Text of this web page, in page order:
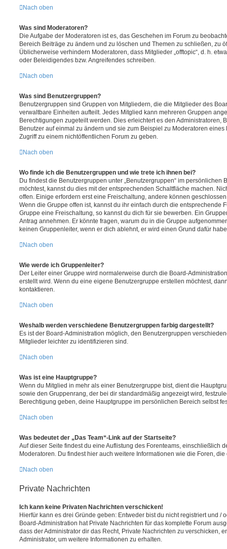
Nach oben
Was sind Moderatoren?
Die Aufgabe der Moderatoren ist es, das Geschehen im Forum zu
Bereich Beiträge zu ändern und zu löschen und Themen zu schließen, zu
Üblicherweise verhindern Moderatoren, dass Mitglieder „offtopic“, d. h.
oder Beleidigendes bzw. Angreifendes schreiben.
Nach oben
Was sind Benutzergruppen?
Benutzergruppen sind Gruppen von Mitgliedern, die die Mitglieder des
verwaltbare Einheiten aufteilt. Jedes Mitglied kann mehreren Gruppen
Berechtigungen zugeteilt werden. Dies erleichtert es den Administratoren,
Benutzer auf einmal zu ändern und sie zum Beispiel zu Moderatoren
Zugriff zu einem nichtöffentlichen Forum zu geben.
Nach oben
Wo finde ich die Benutzergruppen und wie trete ich ihnen bei?
Du findest die Benutzergruppen unter „Benutzergruppen“ im persönlichen
möchtest, kannst du dies mit der entsprechenden Schaltfläche machen.
offen. Einige erfordern erst eine Freischaltung, andere können
Wenn die Gruppe offen ist, kannst du ihr einfach durch die entsprechende
Gruppe eine Freischaltung, so kannst du dich für sie bewerben. Ein
Antrag annehmen. Er könnte fragen, warum du in die Gruppe
keinen Gruppenleiter, wenn er dich ablehnt, er wird einen Grund dafür
Nach oben
Wie werde ich Gruppenleiter?
Der Leiter einer Gruppe wird normalerweise durch die Board-
erstellt wird. Wenn du eine eigene Benutzergruppe erstellen möchtest,
kontaktieren.
Nach oben
Weshalb werden verschiedene Benutzergruppen farbig dargestellt?
Es ist der Board-Administration möglich, den Benutzergruppen
Mitglieder leichter zu identifizieren sind.
Nach oben
Was ist eine Hauptgruppe?
Wenn du Mitglied in mehr als einer Benutzergruppe bist, dient die
sowie den Gruppenrang, der bei dir standardmäßig angezeigt wird,
Berechtigung geben, deine Hauptgruppe im persönlichen Bereich selbst
Nach oben
Was bedeutet der „Das Team“-Link auf der Startseite?
Auf dieser Seite findest du eine Auflistung des Forenteams, einschließlich
Moderatoren. Du findest hier auch weitere Informationen wie die Foren,
Nach oben
Private Nachrichten
Ich kann keine Privaten Nachrichten verschicken!
Hierfür kann es drei Gründe geben: Entweder bist du nicht registriert und /
Board-Administration hat Private Nachrichten für das komplette Forum
dass der Administrator dir das Recht, Private Nachrichten zu verschicken,
Administrator, um weitere Informationen zu erhalten.